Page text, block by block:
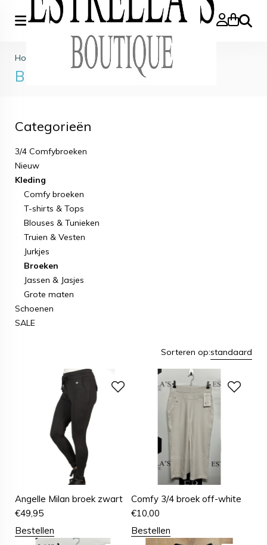
Zoeken
Home > Broeken
Broeken
Categorieën
3/4 Comfybroeken
Nieuw
Kleding
Comfy broeken
T-shirts & Tops
Blouses & Tunieken
Truien & Vesten
Jurkjes
Broeken
Jassen & Jasjes
Grote maten
Schoenen
SALE
Sorteren op:standaard
Angelle Milan broek zwart
€49,95
Bestellen
Comfy 3/4 broek off-white
€10,00
Bestellen